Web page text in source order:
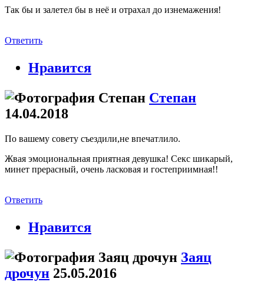
Так бы и залетел бы в неё и отрахал до изнемажения!
Ответить
Нравится
Степан
14.04.2018
По вашему совету съездили,не впечатлило.
Жвая эмоциональная приятная девушка! Секс шикарый,
минет прерасный, очень ласковая и гостеприимная!!
Ответить
Нравится
Заяц
дрочун 25.05.2016